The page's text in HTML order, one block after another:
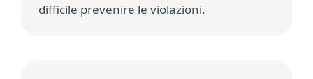
difficile prevenire le violazioni.